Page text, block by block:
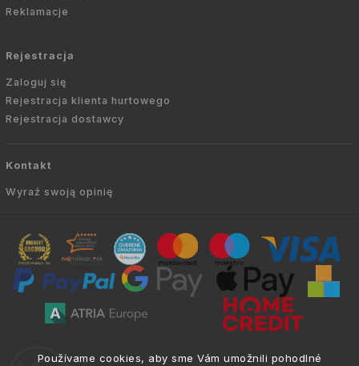
Používame cookies, aby sme Vám umožnili pohodlné
Reklamacje
Rejestracja
Zaloguj się
Rejestracja klienta hurtowego
Rejestracja dostawcy
Kontakt
Wyraź swoją opinię